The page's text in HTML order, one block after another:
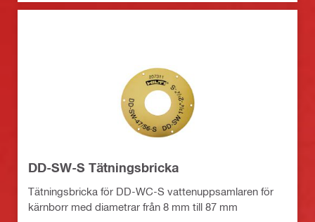
DD-SW-S Tätningsbricka
Tätningsbricka för DD-WC-S vattenuppsamlaren för
kärnborr med diametrar från 8 mm till 87 mm